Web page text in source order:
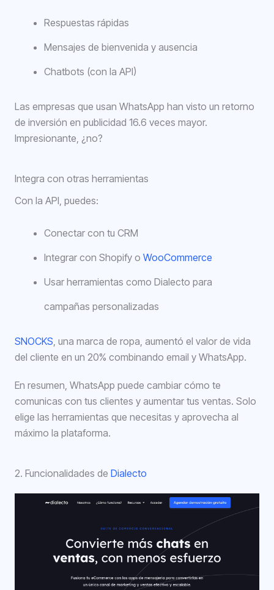
Respuestas rápidas
Mensajes de bienvenida y ausencia
Chatbots (con la API)
Las empresas que usan WhatsApp han visto un retorno
de inversión en publicidad 16.6 veces mayor.
Impresionante, ¿no?
Integra con otras herramientas
Con la API, puedes:
Conectar con tu CRM
Integrar con Shopify o WooCommerce
Usar herramientas como Dialecto para
campañas personalizadas
SNOCKS, una marca de ropa, aumentó el valor de vida
del cliente en un 20% combinando email y WhatsApp.
En resumen, WhatsApp puede cambiar cómo te
comunicas con tus clientes y aumentar tus ventas. Solo
elige las herramientas que necesitas y aprovecha al
máximo la plataforma.
2. Funcionalidades de Dialecto